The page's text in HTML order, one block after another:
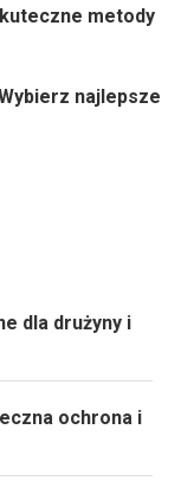
metody
najlepsze
dla drużyny i
ochrona i